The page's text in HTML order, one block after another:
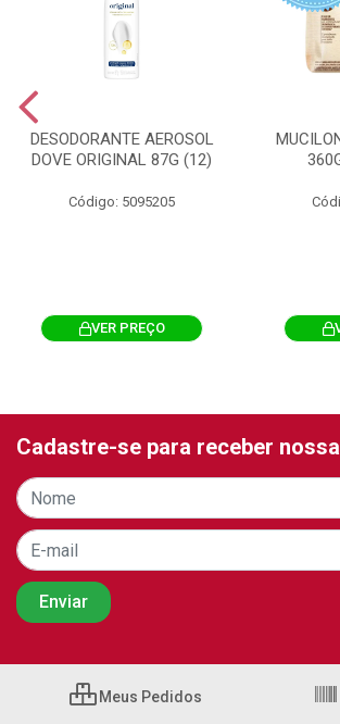
DESODORANTE AEROSOL
DOVE ORIGINAL 87G (12)
Código: 5095205
VER PREÇO
Cadastre-se para receber
Meus Pedidos